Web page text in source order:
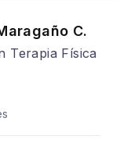
C.
Terapia Física